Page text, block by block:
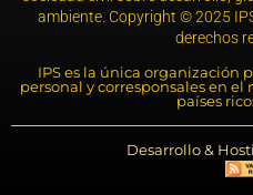
ambiente. Copyright © 2025
derechos
IPS es la única organización
personal y corresponsales en
países
Desarrollo &